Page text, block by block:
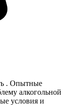
. Опытные
алкогольной
условия и